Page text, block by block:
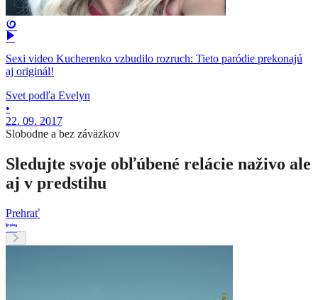
Sexi video Kucherenko vzbudilo rozruch: Tieto paródie prekonajú
aj originál!
Svet podľa Evelyn
•
22. 09. 2017
Slobodne a bez záväzkov
Sledujte svoje obľúbené relácie naživo ale
aj v predstihu
Prehrať